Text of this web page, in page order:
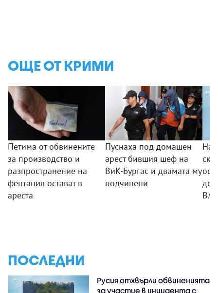
ОЩЕ ОТ КРИМИ
Петима от обвинените
за производство и
разпространение на
фентанил остават в
ареста
Пуснаха под домашен
арест бившия шеф на
ВиК-Бургас и двамата му
подчинени
ПОСЛЕДНИ
Русия отхвърли обвиненията
за участие в инцидента с